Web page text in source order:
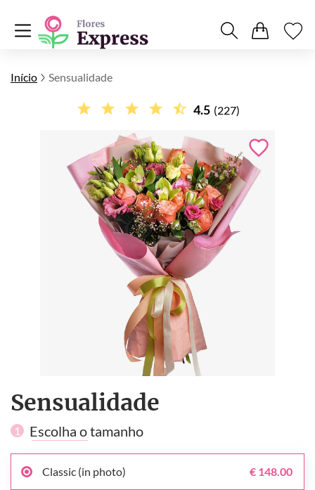
Início Sensualidade
4.5 (227)
Sensualidade
1 Escolha o tamanho
Classic (in photo) € 148.00